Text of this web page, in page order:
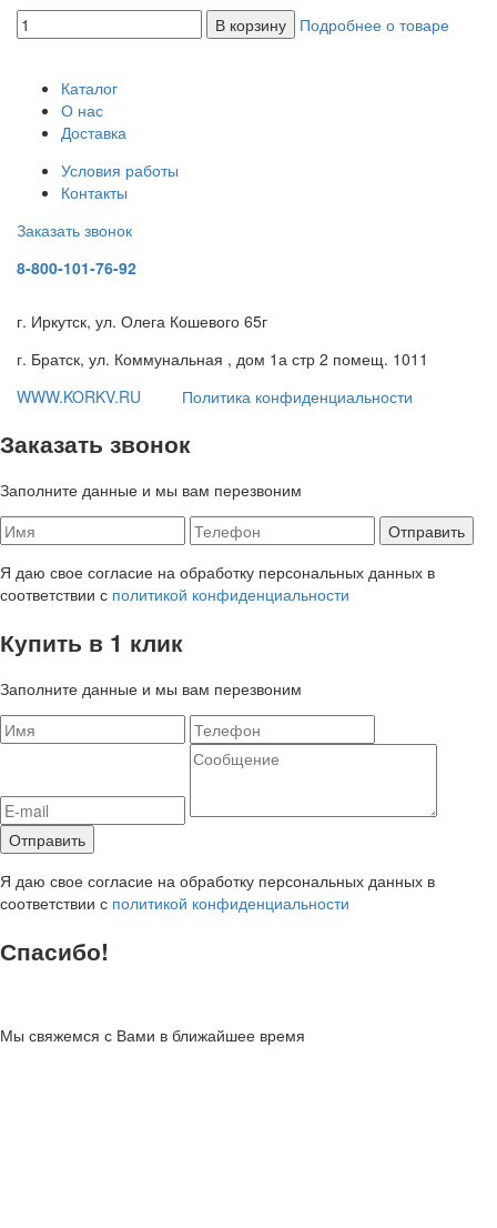
В корзину
Подробнее о товаре
Каталог
О нас
Доставка
Условия работы
Контакты
Заказать звонок
8-800-101-76-92
г. Иркутск, ул. Олега Кошевого 65г
г. Братск, ул. Коммунальная , дом 1а стр 2 помещ. 1011
WWW.KORKV.RU
Политика конфиденциальности
Заказать звонок
Заполните данные и мы вам перезвоним
Я даю свое согласие на обработку персональных данных в
соответствии с политикой конфиденциальности
Купить в 1 клик
Заполните данные и мы вам перезвоним
Я даю свое согласие на обработку персональных данных в
соответствии с политикой конфиденциальности
Спасибо!
Мы свяжемся с Вами в ближайшее время